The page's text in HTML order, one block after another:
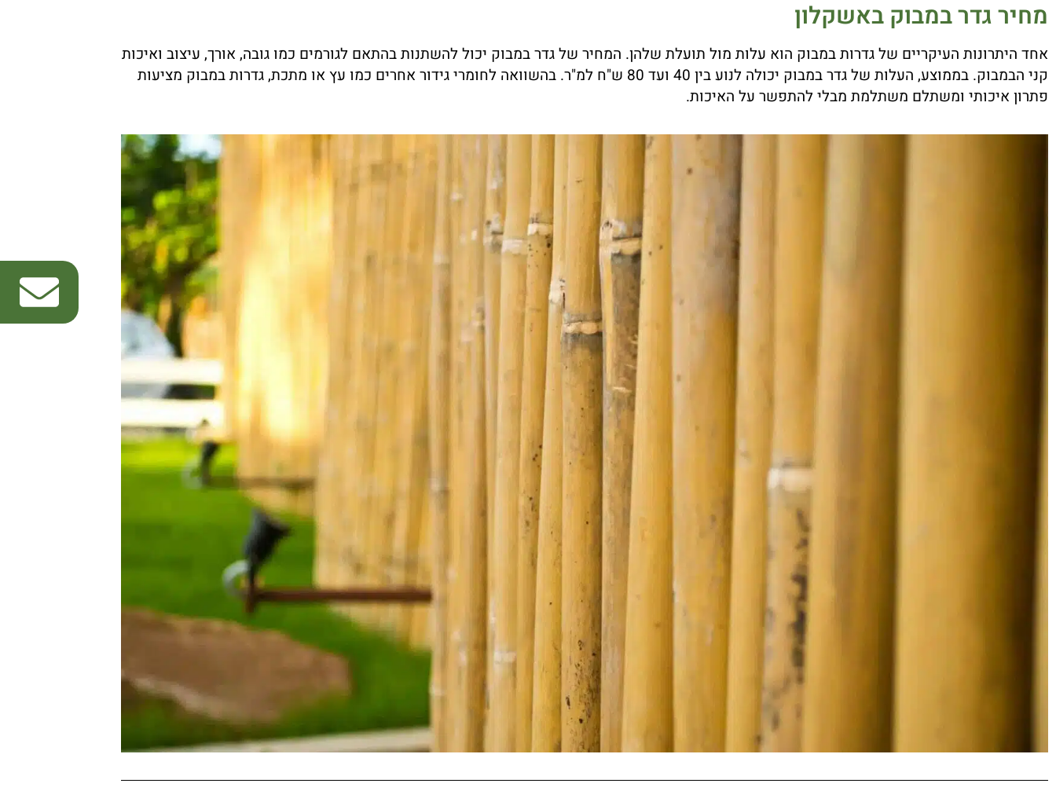
מחיר גדר במבוק באשקלון
אחד היתרונות העיקריים של גדרות במבוק הוא עלות מול תועלת שלהן. המחיר של גדר במבוק יכול להשתנות בהתאם לגורמים כמו גובה, אורך, עיצוב ואיכות
קני הבמבוק. בממוצע, העלות של גדר במבוק יכולה לנוע בין 40 ועד 80 ש"ח למ"ר. בהשוואה לחומרי גידור אחרים כמו עץ ​​או מתכת, גדרות במבוק מציעות
פתרון איכותי ומשתלם משתלמת מבלי להתפשר על האיכות.